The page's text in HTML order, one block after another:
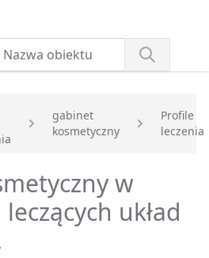
gabinet
kosmetyczny
Profile
leczenia
w
układ